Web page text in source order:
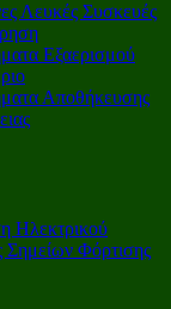
Λευκές Συσκευές
Εξαερισμού
Αποθήκευσης
Ηλεκτρικού
Σημείων Φόρτισης